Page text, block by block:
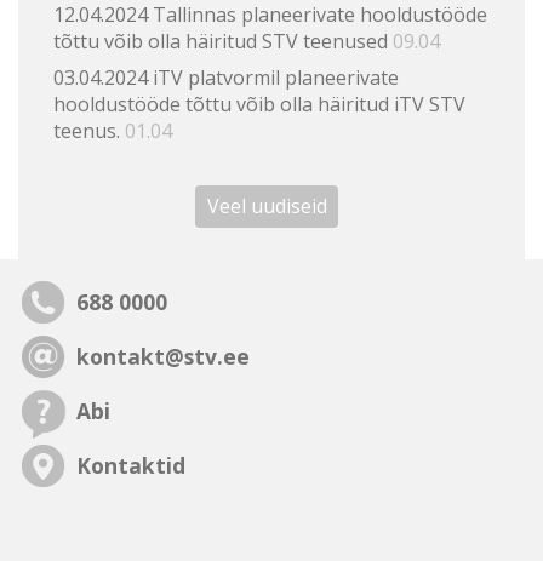
12.04.2024 Tallinnas planeerivate hooldustööde
tõttu võib olla häiritud STV teenused 09.04
03.04.2024 iTV platvormil planeerivate
hooldustööde tõttu võib olla häiritud iTV STV
teenus. 01.04
Veel uudiseid
688 0000
kontakt@stv.ee
Abi
Kontaktid